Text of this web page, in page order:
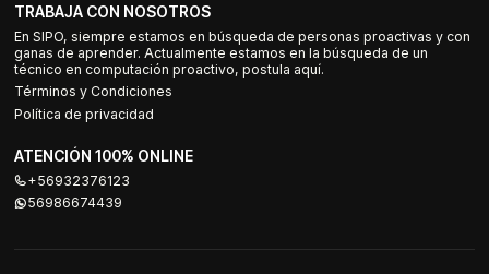
TRABAJA CON NOSOTROS
En SIPO, siempre estamos en búsqueda de personas proactivas y con
ganas de aprender. Actualmente estamos en la búsqueda de un
técnico en computación proactivo, postula aquí.
Términos y Condiciones
Política de privacidad
ATENCIÓN 100% ONLINE
+56932376123
56986674439